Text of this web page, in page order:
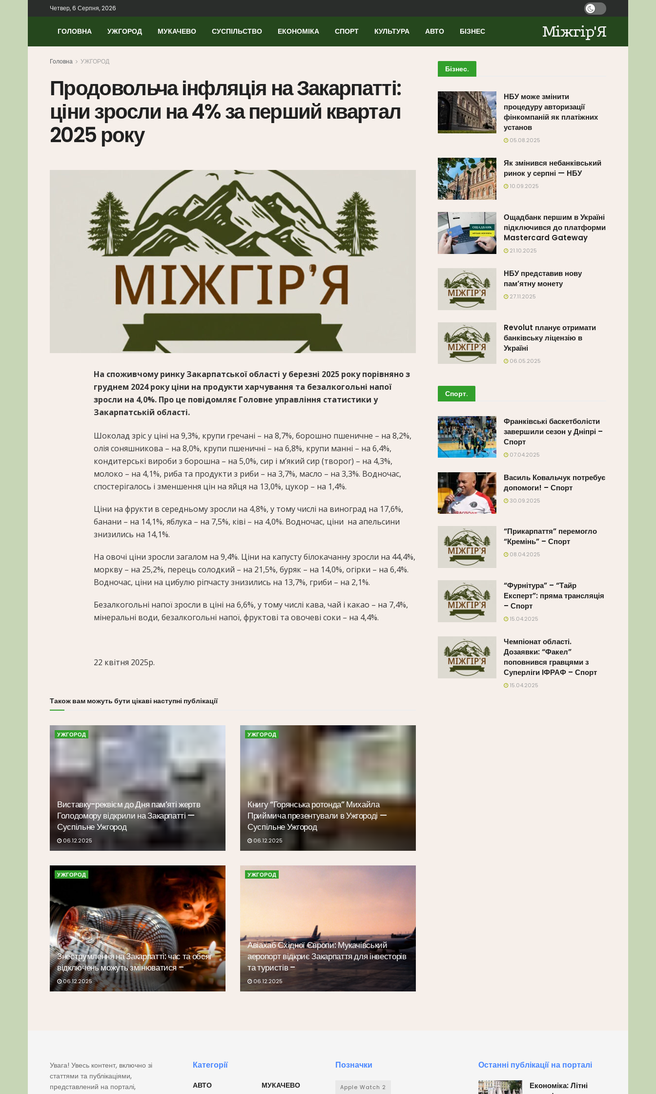
Четвер, 6 Серпня, 2026
ГОЛОВНА УЖГОРОД МУКАЧЕВО СУСПІЛЬСТВО ЕКОНОМІКА СПОРТ КУЛЬТУРА АВТО БІЗНЕС Міжгір'Я
Головна УЖГОРОД
Продовольча інфляція на Закарпатті:
ціни зросли на 4% за перший квартал
2025 року
На споживчому ринку Закарпатської області у березні 2025 року порівняно з
груднем 2024 року ціни на продукти харчування та безалкогольні напої
зросли на 4,0%. Про це повідомляє Головне управління статистики у
Закарпатській області.
Шоколад зріс у ціні на 9,3%, крупи гречані – на 8,7%, борошно пшеничне – на 8,2%,
олія соняшникова – на 8,0%, крупи пшеничні – на 6,8%, крупи манні – на 6,4%,
кондитерські вироби з борошна – на 5,0%, сир і м’який сир (творог) – на 4,3%,
молоко – на 4,1%, риба та продукти з риби – на 3,7%, масло – на 3,3%. Водночас,
спостерігалось і зменшення цін на яйця на 13,0%, цукор – на 1,4%.
Ціни на фрукти в середньому зросли на 4,8%, у тому числі на виноград на 17,6%,
банани – на 14,1%, яблука – на 7,5%, ківі – на 4,0%. Водночас, ціни на апельсини
знизились на 14,1%.
На овочі ціни зросли загалом на 9,4%. Ціни на капусту білокачанну зросли на 44,4%,
моркву – на 25,2%, перець солодкий – на 21,5%, буряк – на 14,0%, огірки – на 6,4%.
Водночас, ціни на цибулю ріпчасту знизились на 13,7%, гриби – на 2,1%.
Безалкогольні напої зросли в ціні на 6,6%, у тому числі кава, чай і какао – на 7,4%,
мінеральні води, безалкогольні напої, фруктові та овочеві соки – на 4,4%.
22 квітня 2025р.
Також вам можуть бути цікаві наступні публікації
УЖГОРОД
Виставку-реквієм до Дня пам’яті жертв
Голодомору відкрили на Закарпатті —
Суспільне Ужгород
06.12.2025
УЖГОРОД
Книгу “Горянська ротонда” Михайла
Приймича презентували в Ужгороді —
Суспільне Ужгород
06.12.2025
УЖГОРОД
Знеструмлення на Закарпатті: час та обсяг
відключень можуть змінюватися –
06.12.2025
УЖГОРОД
Авіахаб Східної Європи: Мукачівський
аеропорт відкриє Закарпаття для інвесторів
та туристів –
06.12.2025
Бізнес.
НБУ може змінити
процедуру авторизації
фінкомпаній як платіжних
установ
05.08.2025
Як змінився небанківський
ринок у серпні — НБУ
10.09.2025
Ощадбанк першим в Україні
підключився до платформи
Mastercard Gateway
21.10.2025
НБУ представив нову
пам’ятну монету
27.11.2025
Revolut планує отримати
банківську ліцензію в
Україні
06.05.2025
Спорт.
Франківські баскетболісти
завершили сезон у Дніпрі –
Спорт
07.04.2025
Василь Ковальчук потребує
допомоги! – Спорт
30.09.2025
“Прикарпаття” перемогло
“Кремінь” – Спорт
08.04.2025
“Фурнітура” – “Тайр
Експерт”: пряма трансляція
– Спорт
15.04.2025
Чемпіонат області.
Дозаявки: “Факел”
поповнився гравцями з
Суперліги ІФРАФ – Спорт
15.04.2025
Увага! Увесь контент, включно зі
статтями та публікаціями,
представлений на порталі,
Категорії
АВТО МУКАЧЕВО
Позначки
Apple Watch 2
Останні публікації на порталі
Економіка: Літні